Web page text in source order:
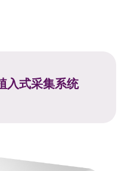
入式采集系统